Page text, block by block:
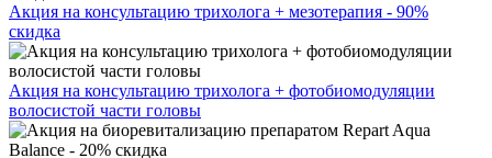
Акция на консультацию трихолога + мезотерапия - 90%
скидка
Акция на консультацию трихолога + фотобиомодуляции
волосистой части головы